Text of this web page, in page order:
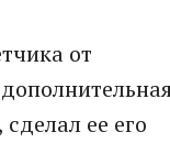
от
ее его